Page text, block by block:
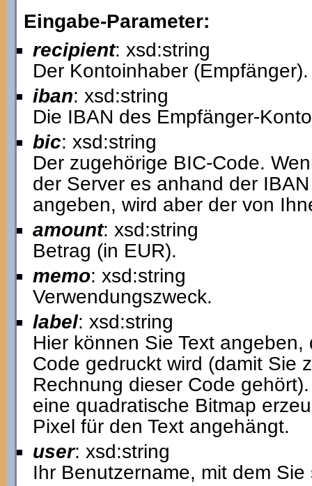
Eingabe-Parameter:
recipient: xsd:string
Der Kontoinhaber (Empfänger).
iban: xsd:string
Die IBAN des Empfänger-
bic: xsd:string
Der zugehörige BIC-Code.
der Server es anhand der
angeben, wird aber der von
amount: xsd:string
Betrag (in EUR).
memo: xsd:string
Verwendungszweck.
label: xsd:string
Hier können Sie Text
Code gedruckt wird (damit Sie
Rechnung dieser Code
eine quadratische Bitmap
Pixel für den Text angehängt.
user: xsd:string
Ihr Benutzername, mit dem